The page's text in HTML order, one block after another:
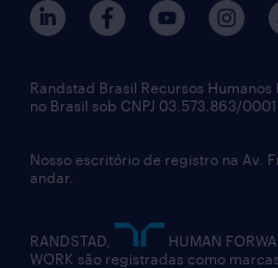
digital
imprensa
políticas corporativas
relatório anual
Randstad Brasil Recursos
no Brasil sob CNPJ 03.573.863/
Nosso escritório de registro na Av.
andar.
RANDSTAD,
HUMAN
WORK são registradas como